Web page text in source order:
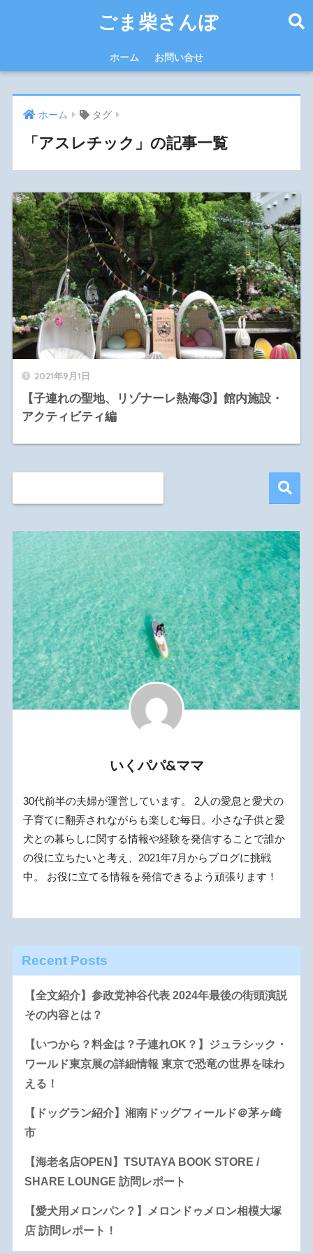
ごま柴さんぽ
ホーム お問い合せ
ホーム タグ
「アスレチック」の記事一覧
2021年9月1日
【子連れの聖地、リゾナーレ熱海③】館内施設・
アクティビティ編
いくパパ&ママ
30代前半の夫婦が運営しています。 2人の愛息と愛犬の
子育てに翻弄されながらも楽しむ毎日。小さな子供と愛
犬との暮らしに関する情報や経験を発信することで誰か
の役に立ちたいと考え、2021年7月からブログに挑戦
中。 お役に立てる情報を発信できるよう頑張ります！
Recent Posts
【全文紹介】参政党神谷代表 2024年最後の街頭演説
その内容とは？
【いつから？料金は？子連れOK？】ジュラシック・
ワールド東京展の詳細情報 東京で恐竜の世界を味わ
える！
【ドッグラン紹介】湘南ドッグフィールド＠茅ヶ崎
市
【海老名店OPEN】TSUTAYA BOOK STORE /
SHARE LOUNGE 訪問レポート
【愛犬用メロンパン？】メロンドゥメロン相模大塚
店 訪問レポート！